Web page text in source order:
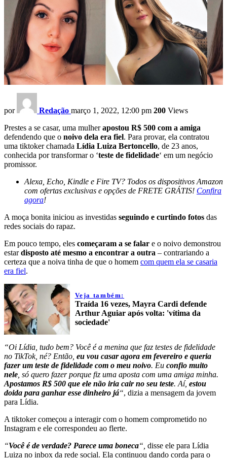
por Redação março 1, 2022, 12:00 pm 200 Views
Prestes a se casar, uma mulherapostou R$ 500 com a amiga
defendendo que o noivo dela era fiel. Para provar, ela contratou
uma tiktoker chamada Lídia Luiza Bertoncello, de 23 anos,
conhecida por transformar o ‘teste de fidelidade‘ em um negócio
promissor.
Alexa, Echo, Kindle e Fire TV? Todos os dispositivos Amazon
com ofertas exclusivas e opções de FRETE GRÁTIS! Confira
agora!
A moça bonita iniciou as investidas seguindo e curtindo fotos das
redes sociais do rapaz.
Em pouco tempo, eles começaram a se falar e o noivo demonstrou
estardisposto até mesmo a encontrar a outra – contrariando a
certeza que a noiva tinha de que o homem com quem ela se casaria
era fiel.
Veja também:
Traída 16 vezes, Mayra Cardi defende
Arthur Aguiar após volta: 'vítima da
sociedade'
“Oi Lídia, tudo bem? Você é a menina que faz testes de fidelidade
no TikTok, né? Então, eu vou casar agora em fevereiro e queria
fazer um teste de fidelidade com o meu noivo. Eu confio muito
nele , só quero fazer porque fiz uma aposta com uma amiga minha.
Apostamos R$ 500 que ele não iria cair no seu teste. Aí, estou
doida para ganhar esse dinheiro já“, dizia a mensagem da jovem
para Lídia.
A tiktoker começou a interagir com o homem comprometido no
Instagram e ele correspondeu ao flerte.
“Você é de verdade? Parece uma boneca“, disse ele para Lídia
Luiza no inbox da rede social. Ela continuou dando corda para o